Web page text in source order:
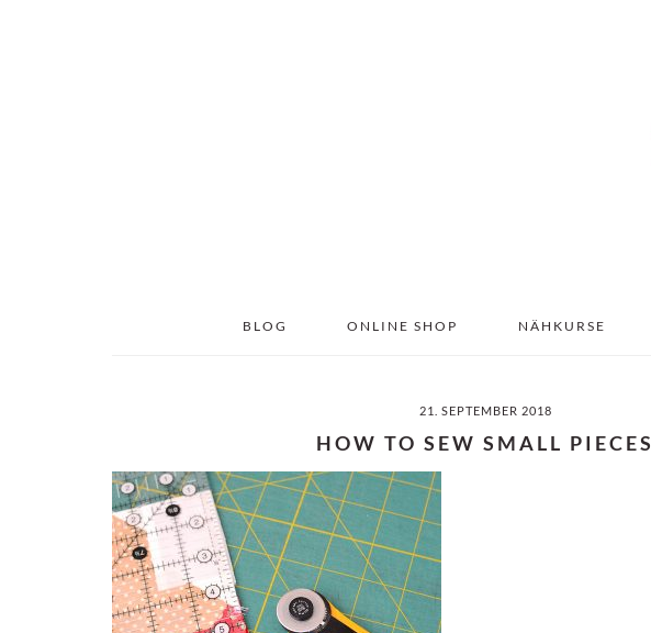
BLOG ONLINE SHOP NÄHKURSE
21. SEPTEMBER 2018
HOW TO SEW SMALL PIECES